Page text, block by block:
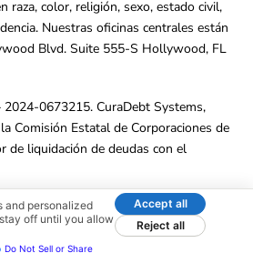
raza, color, religión, sexo, estado civil,
Nuestras oficinas centrales están
Blvd. Suite 555-S Hollywood, FL
2024-0673215. CuraDebt Systems,
Comisión Estatal de Corporaciones de
de liquidación de deudas con el
Systems, LLC. Todos los Derechos
and personalized
off until you allow
Accept all
Reject all
Do Not Sell or Share